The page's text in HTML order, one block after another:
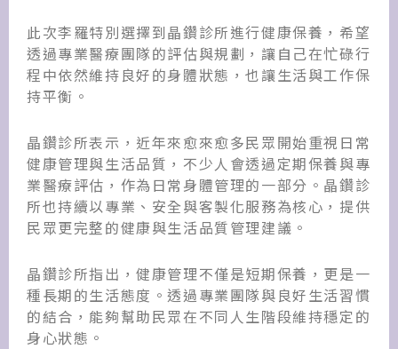
此次李羅特別選擇到晶鑽診所進行健康保養，希望
透過專業醫療團隊的評估與規劃，讓自己在忙碌行
程中依然維持良好的身體狀態，也讓生活與工作保
持平衡。
晶鑽診所表示，近年來愈來愈多民眾開始重視日常
健康管理與生活品質，不少人會透過定期保養與專
業醫療評估，作為日常身體管理的一部分。晶鑽診
所也持續以專業、安全與客製化服務為核心，提供
民眾更完整的健康與生活品質管理建議。
晶鑽診所指出，健康管理不僅是短期保養，更是一
種長期的生活態度。透過專業團隊與良好生活習慣
的結合，能夠幫助民眾在不同人生階段維持穩定的
身心狀態。